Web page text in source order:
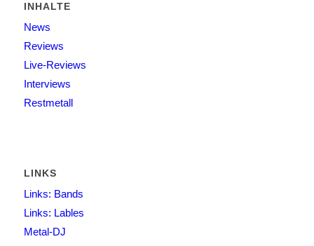
INHALTE
News
Reviews
Live-Reviews
Interviews
Restmetall
LINKS
Links: Bands
Links: Lables
Metal-DJ